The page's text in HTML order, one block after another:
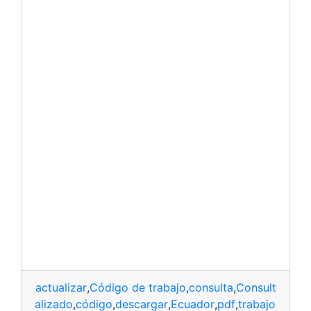
actualizar,Código de trabajo,consulta,Consulta
actualizado,código,descargar,Ecuador,pdf,trabajo